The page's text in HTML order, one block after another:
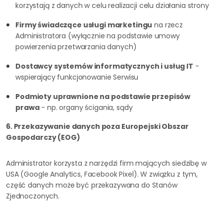
korzystają z danych w celu realizacji celu działania strony
Firmy świadczące usługi marketingu na rzecz
Administratora (wyłącznie na podstawie umowy
powierzenia przetwarzania danych)
Dostawcy systemów informatycznych i usług IT -
wspierający funkcjonowanie Serwisu
Podmioty uprawnione na podstawie przepisów
prawa- np. organy ścigania, sądy
6. Przekazywanie danych poza Europejski Obszar
Gospodarczy (EOG)
Administrator korzysta z narzędzi firm mających siedzibę w
USA (Google Analytics, Facebook Pixel). W związku z tym,
część danych może być przekazywana do Stanów
Zjednoczonych.